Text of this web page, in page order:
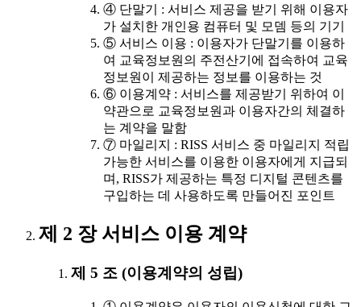
④ 단말기 : 서비스 제공을 받기 위해 이용자
가 설치한 개인용 컴퓨터 및 모뎀 등의 기기
⑤ 서비스 이용 : 이용자가 단말기를 이용하
여 교육정보원의 주전산기에 접속하여 교육
정보원이 제공하는 정보를 이용하는 것
⑥ 이용계약 : 서비스를 제공받기 위하여 이
약관으로 교육정보원과 이용자간의 체결하
는 계약을 말함
⑦ 마일리지 : RISS 서비스 중 마일리지 적립
가능한 서비스를 이용한 이용자에게 지급되
며, RISS가 제공하는 특정 디지털 콘텐츠를
구입하는 데 사용하도록 만들어진 포인트
제 2 장 서비스 이용 계약
제 5 조 (이용계약의 성립)